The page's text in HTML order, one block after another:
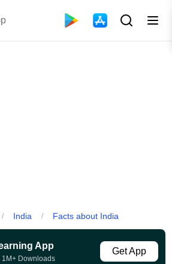
/ India / Facts about India
App
1M+ Downloads
Get App